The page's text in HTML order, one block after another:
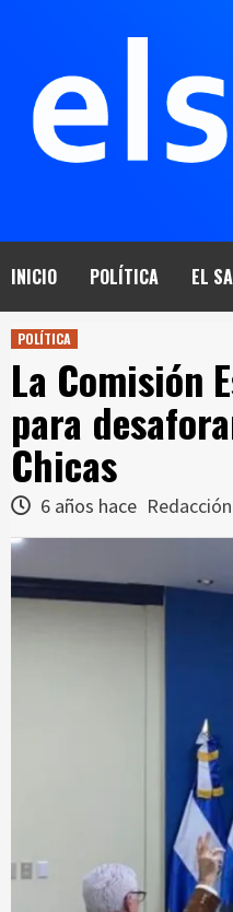
INICIO POLÍTICA EL
POLÍTICA
La Comisión
para
Chicas
6 años hace Redacción